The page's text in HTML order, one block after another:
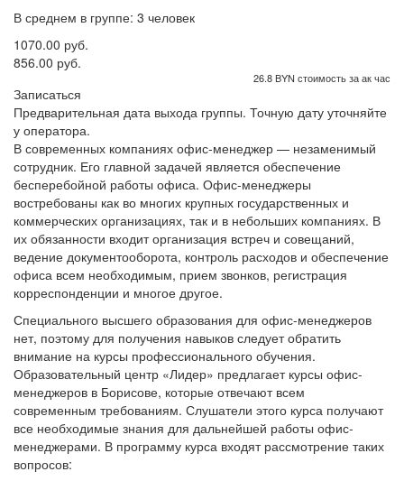
В среднем в группе: 3 человек
1070.00 руб.
856.00 руб.
26.8 BYN стоимость за ак час
Записаться
Предварительная дата выхода группы. Точную дату уточняйте
у оператора.
В современных компаниях офис-менеджер — незаменимый
сотрудник. Его главной задачей является обеспечение
бесперебойной работы офиса. Офис-менеджеры
востребованы как во многих крупных государственных и
коммерческих организациях, так и в небольших компаниях. В
их обязанности входит организация встреч и совещаний,
ведение документооборота, контроль расходов и обеспечение
офиса всем необходимым, прием звонков, регистрация
корреспонденции и многое другое.
Специального высшего образования для офис-менеджеров
нет, поэтому для получения навыков следует обратить
внимание на курсы профессионального обучения.
Образовательный центр «Лидер» предлагает курсы офис-
менеджеров в Борисове, которые отвечают всем
современным требованиям. Слушатели этого курса получают
все необходимые знания для дальнейшей работы офис-
менеджерами. В программу курса входят рассмотрение таких
вопросов: